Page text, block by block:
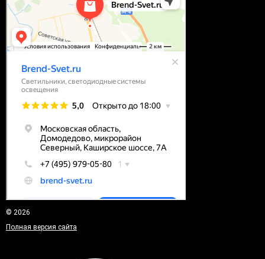
© 2026
Полная версия сайта